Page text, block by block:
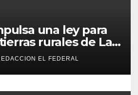
una ley para
rurales de La
son los principales
EL FEDERAL